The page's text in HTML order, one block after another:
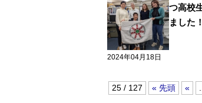
2024年04月18日
つ高校
ました！
25 / 127 « 先頭 «